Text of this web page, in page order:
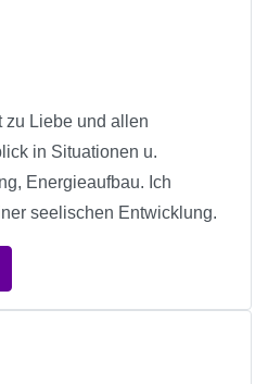
zu Liebe und allen
in Situationen u.
Energieaufbau. Ich
seelischen Entwicklung.